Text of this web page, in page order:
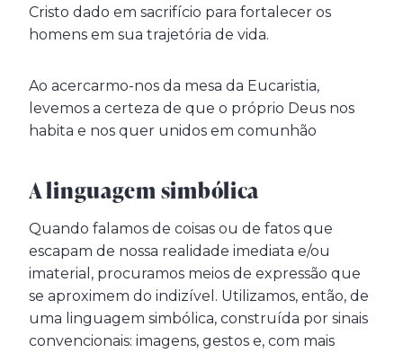
Cristo dado em sacrifício para fortalecer os
homens em sua trajetória de vida.
Ao acercarmo-nos da mesa da Eucaristia,
levemos a certeza de que o próprio Deus nos
habita e nos quer unidos em comunhão
A linguagem simbólica
Quando falamos de coisas ou de fatos que
escapam de nossa realidade imediata e/ou
imaterial, procuramos meios de expressão que
se aproximem do indizível. Utilizamos, então, de
uma linguagem simbólica, construída por sinais
convencionais: imagens, gestos e, com mais